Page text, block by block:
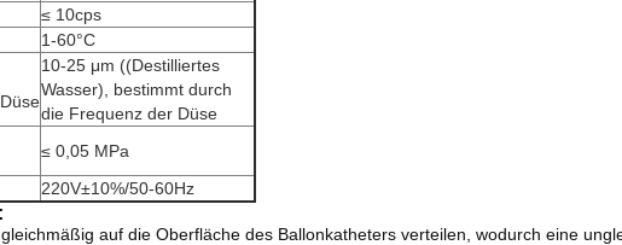
≤ 10cps
1-60°C
10-25 μm ((Destilliertes
Wasser), bestimmt durch
die Frequenz der Düse
≤ 0,05 MPa
220V±10%/50-60Hz
:
auf die Oberfläche des Ballonkatheters verteilen, wodurch eine